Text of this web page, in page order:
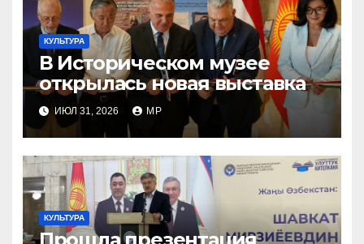
КУЛЬТУРА
В Историческом музее
открылась новая выставка
ИЮЛ 31, 2026 MP
КУЛЬТУРА